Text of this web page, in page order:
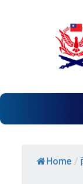
Home /